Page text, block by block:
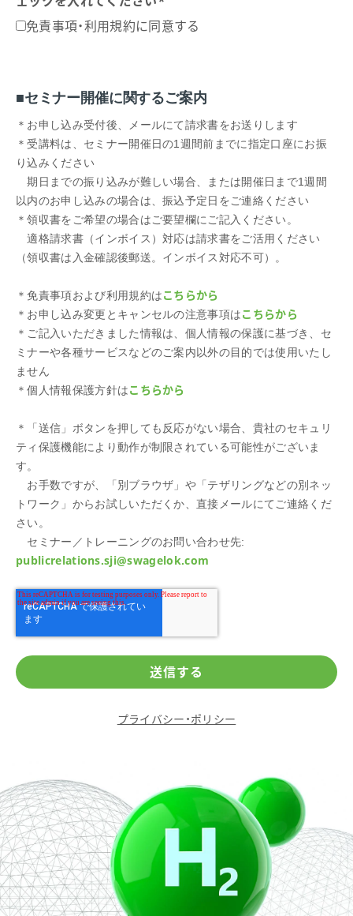
免責事項・利用規約に同意する
■セミナー開催に関するご案内
＊お申し込み受付後、メールにて請求書をお送りします
＊受講料は、セミナー開催日の1週間前までに指定口座にお振
り込みください
期日までの振り込みが難しい場合、または開催日まで1週間
以内のお申し込みの場合は、振込予定日をご連絡ください
＊領収書をご希望の場合はご要望欄にご記入ください。
適格請求書（インボイス）対応は請求書をご活用ください
（領収書は入金確認後郵送。インボイス対応不可）。
＊免責事項および利用規約はこちらから
＊お申し込み変更とキャンセルの注意事項はこちらから
＊ご記入いただきました情報は、個人情報の保護に基づき、セ
ミナーや各種サービスなどのご案内以外の目的では使用いたし
ません
＊個人情報保護方針はこちらから
＊「送信」ボタンを押しても反応がない場合、貴社のセキュリ
ティ保護機能により動作が制限されている可能性がございま
す。
お手数ですが、「別ブラウザ」や「テザリングなどの別ネッ
トワーク」からお試しいただくか、直接メールにてご連絡くだ
さい。
セミナー／トレーニングのお問い合わせ先:
publicrelations.sji@swagelok.com
プライバシー・ポリシー